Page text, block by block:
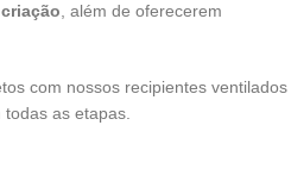
, além de oferecerem
com nossos recipientes ventilados
as etapas.